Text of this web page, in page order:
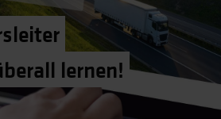
lernen!